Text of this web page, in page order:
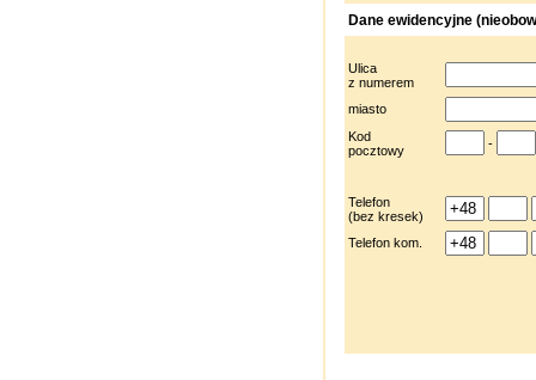
Dane ewidencyjne
Ulica
z numerem
miasto
Kod
pocztowy
-
Telefon
(bez kresek)
Telefon kom.